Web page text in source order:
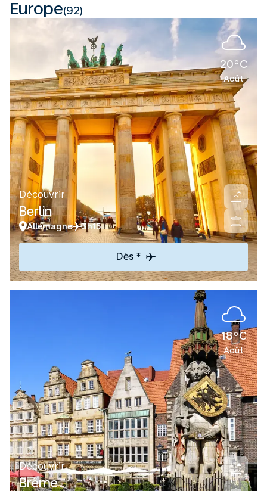
Europe(92)
20°C
Août
Découvrir
Berlin
Allemagne 3h15
Dès *
18°C
Août
Découvrir
Brême